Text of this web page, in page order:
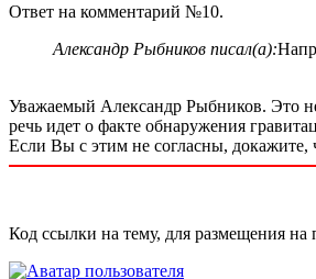
Ответ на комментарий №10.
Александр Рыбников писал(а):
Уважаемый Александр Рыбников. Это
речь идет о факте обнаружения
Если Вы с этим не согласны, докажите,
Код ссылки на тему, для размещения на